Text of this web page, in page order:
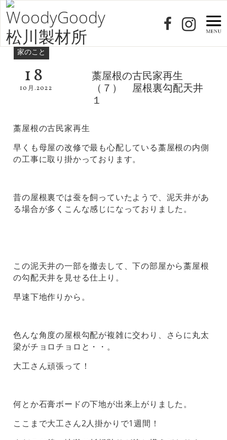
家のこと
18
10月.2022
藁屋根の古民家再生
（７） 屋根裏勾配天井
１
藁屋根の古民家再生
早くも母屋の改修で最も心配している藁屋根の内側
の工事に取り掛かっております。
昔の屋根裏では蚕を飼っていたようで、泥天井があ
る場合が多くこんな感じになっておりました。
この泥天井の一部を撤去して、下の部屋から藁屋根
の勾配天井を見せる仕上り。
早速下地作りから。
色んな角度の屋根勾配が複雑に交わり、さらに丸太
梁がチョロチョロと・・。
大工さん頑張って！
何とか石膏ボードの下地が出来上がりました。
ここまで大工さん2人掛かりで1週間！